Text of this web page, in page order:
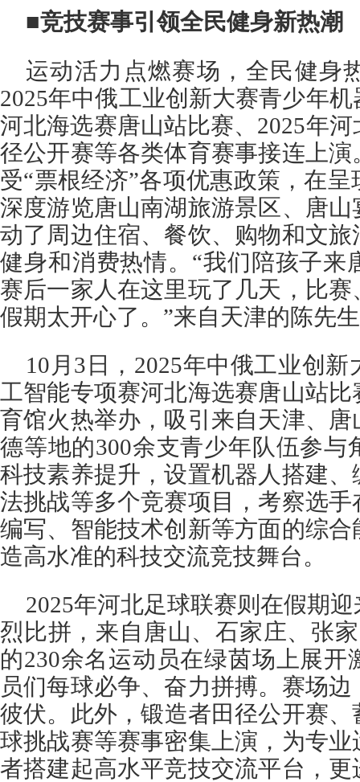
■竞技赛事引领全民健身新热潮
运动活力点燃赛场，全民健身
2025年中俄工业创新大赛青少年
河北海选赛唐山站比赛、2025年
径公开赛等各类体育赛事接连上
受“票根经济”各项优惠政策，在
深度游览唐山南湖旅游景区、唐
动了周边住宿、餐饮、购物和文
健身和消费热情。“我们陪孩子来
赛后一家人在这里玩了几天，比
假期太开心了。”来自天津的陈先
10月3日，2025年中俄工业创
工智能专项赛河北海选赛唐山站
育馆火热举办，吸引来自天津、
德等地的300余支青少年队伍参与
科技素养提升，设置机器人搭建
法挑战等多个竞赛项目，考察选
编写、智能技术创新等方面的综
造高水准的科技交流竞技舞台。
2025年河北足球联赛则在假期
烈比拼，来自唐山、石家庄、张
的230余名运动员在绿茵场上展开
员们每球必争、奋力拼搏。赛场
彼伏。此外，锻造者田径公开赛
球挑战赛等赛事密集上演，为专
者搭建起高水平竞技交流平台，